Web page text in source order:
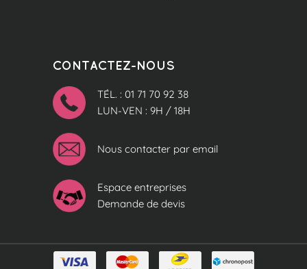
CONTACTEZ-NOUS
TÉL. : 01 71 70 92 38
LUN-VEN : 9H / 18H
Nous contacter par email
Espace entreprises
Demande de devis